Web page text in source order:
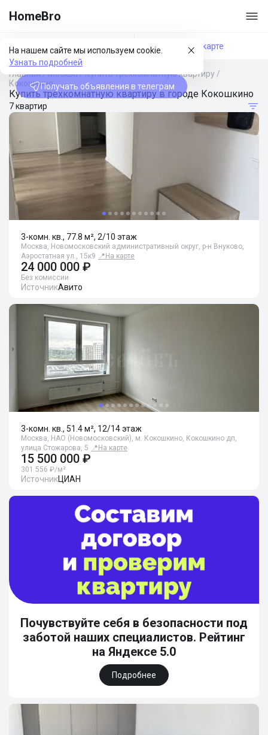
HomeBro
На нашем сайте мы используем cookie.
Узнать подробней
Получать объявления в телеграм
Фильтры На карте
Главная/Москва/Купить трехкомнатную квартиру /
Кокошкино
Купить трехкомнатную квартиру в городе Кокошкино
7 квартир
3-комн. кв., 77.8 м², 2/10 этаж
Москва, Новомосковский административный округ, р-н Внуково,
Аэростатная ул., 15к9 📍 На карте
24 000 000 ₽
Без комиссии
ИсточникАвито
3-комн. кв., 51.4 м², 12/14 этаж
Москва, НАО (Новомосковский), м. Кокошкино, Кокошкино дп,
улица Стожарова, 5 📍 На карте
15 500 000 ₽
301 556 ₽/м²
ИсточникЦИАН
Почувствуйте себя в безопасности под
заботой наших специалистов. Рейтинг
на Яндексе 5.0
Подробнее